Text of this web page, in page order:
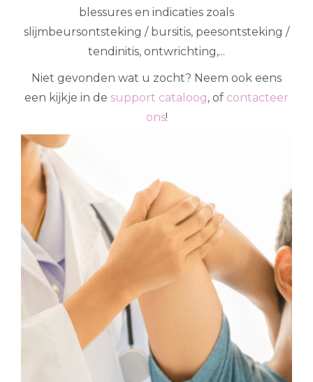
blessures en indicaties zoals
slijmbeursontsteking / bursitis, peesontsteking /
tendinitis, ontwrichting,...
Niet gevonden wat u zocht? Neem ook eens
een kijkje in de support cataloog, of contacteer
ons!